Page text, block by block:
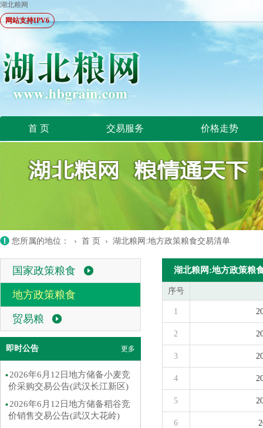
湖北粮网
网站支持IPV6
首 页 交易服务 价格走势
您所属的地位： › 首 页 › 湖北粮网:地方政策粮食交易清单
国家政策粮食
地方政策粮食
贸易粮
即时公告 更多
2026年6月12日地方储备小麦竞
价采购交易公告(武汉长江新区)
2026年6月12日地方储备稻谷竞
价销售交易公告(武汉大花岭)
湖北粮网:地方政策粮
序号
1
2
3
4
5
6